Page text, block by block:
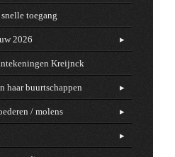
toegang
2026
Kreijnck
haar buurtschappen
/ molens